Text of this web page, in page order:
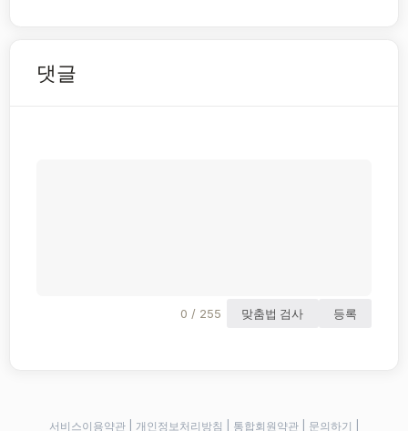
댓글
0 / 255 맞춤법 검사 등록
서비스이용약관| 개인정보처리방침 통합회원약관| 문의하기